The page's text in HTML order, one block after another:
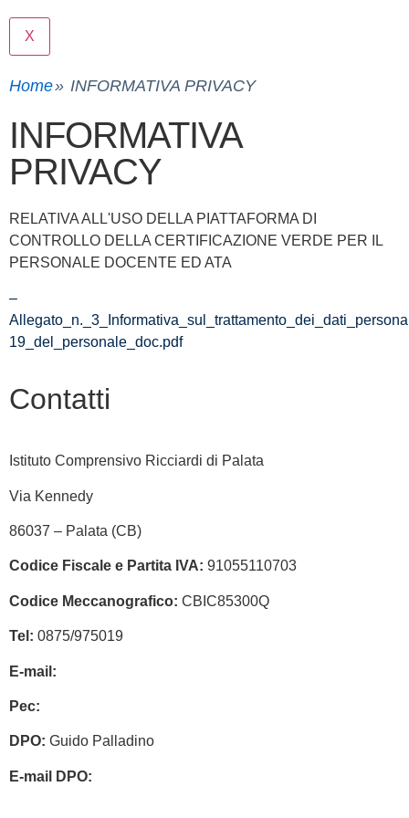
X
Home INFORMATIVA PRIVACY
INFORMATIVA
PRIVACY
RELATIVA ALL'USO DELLA PIATTAFORMA DI
CONTROLLO DELLA CERTIFICAZIONE VERDE PER IL
PERSONALE DOCENTE ED ATA
–
19_del_personale_doc.pdf
Contatti
Istituto Comprensivo Ricciardi di Palata
Via Kennedy
86037 – Palata (CB)
Codice Fiscale e Partita IVA: 91055110703
Codice Meccanografico: CBIC85300Q
Tel: 0875/975019
E-mail:
Pec:
DPO: Guido Palladino
E-mail DPO: